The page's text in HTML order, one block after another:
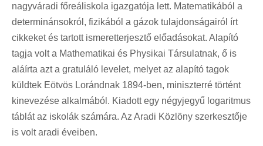
nagyváradi főreáliskola igazgatója lett. Matematikából a
determinánsokról, fizikából a gázok tulajdonságairól írt
cikkeket és tartott ismeretterjesztő előadásokat. Alapító
tagja volt a Mathematikai és Physikai Társulatnak, ő is
aláírta azt a gratuláló levelet, melyet az alapító tagok
küldtek Eötvös Lorándnak 1894-ben, miniszterré történt
kinevezése alkalmából. Kiadott egy négyjegyű logaritmus
táblát az iskolák számára. Az Aradi Közlöny szerkesztője
is volt aradi éveiben.